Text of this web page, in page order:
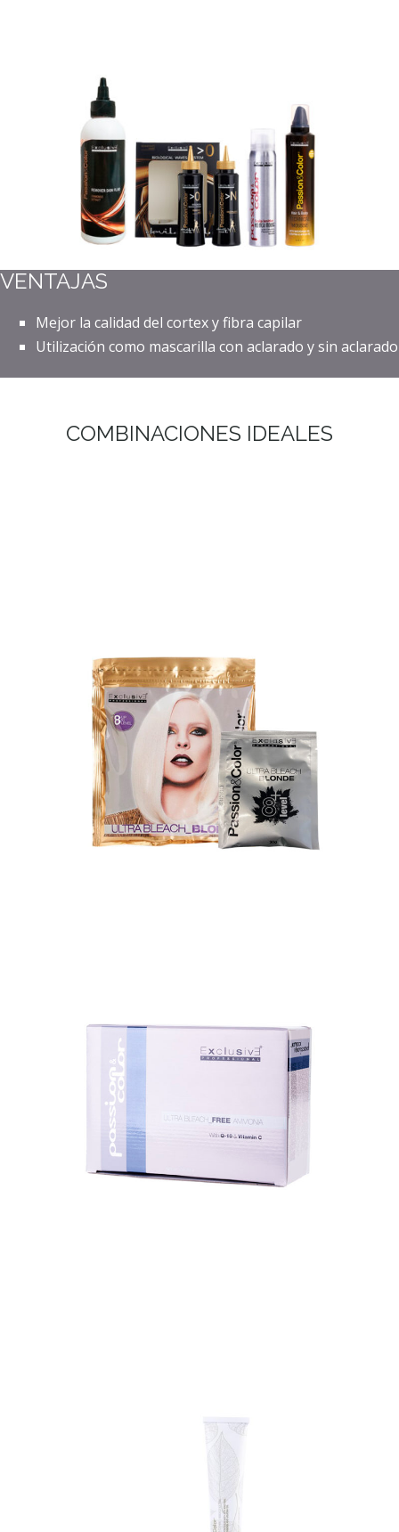
VENTAJAS
Mejor la calidad del cortex y fibra capilar
Utilización como mascarilla con aclarado y sin aclarado
COMBINACIONES IDEALES
DECO ULTRA BLEACH BLONDE Rubios con máxima
aclaración y reestructuración. Polvo decolorante
compacto, no volátil de última generación. Gracias a
sus nanopigmentos seleccionados azul...
DECO ULTRA BLEACH FREE
AMMONIA
DECO ULTRA BLEACH FREE AMMONIA Ecológico
polvo decolorante compacto y no volátil sin Amoniaco.
Rica en principios activos como la Coenzima Q – 10...
TINTE – EKO COLOR SYSTEM
TINTE – EKO COLOR SYSTEM Bienvenidos a la nueva